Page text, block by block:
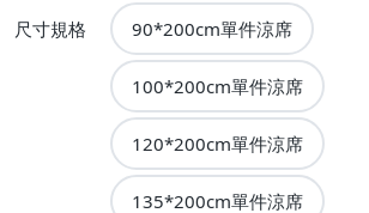
尺寸規格 90*200cm單件涼席
100*200cm單件涼席
120*200cm單件涼席
135*200cm單件涼席